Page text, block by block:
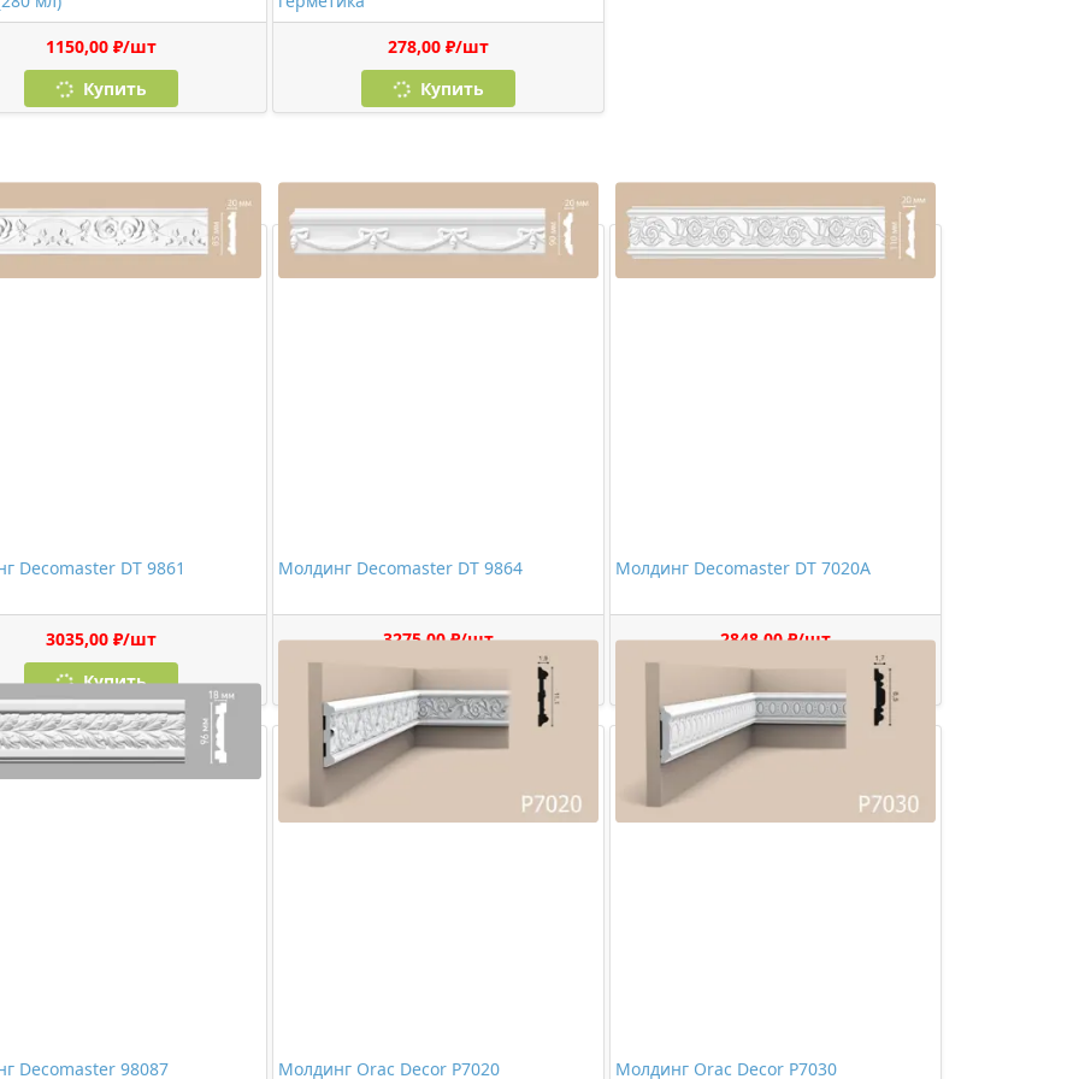
1150,00 ₽/шт
Купить
278,00 ₽/шт
Купить
Decomaster DT 9861
3035,00 ₽/шт
Купить
Молдинг Decomaster DT 9864
3275,00 ₽/шт
Купить
Молдинг Decomaster DT 7020A
2848,00 ₽/шт
Купить
Decomaster 98087 Молдинг Orac Decor P7020 Молдинг Orac Decor P7030